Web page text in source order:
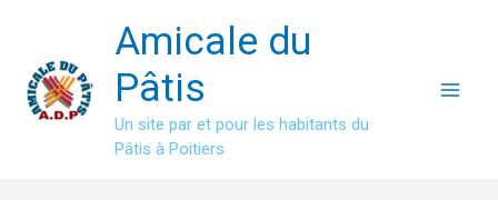
contenu
Amicale du
Pâtis
Un site par et pour les habitants du
Pâtis à Poitiers